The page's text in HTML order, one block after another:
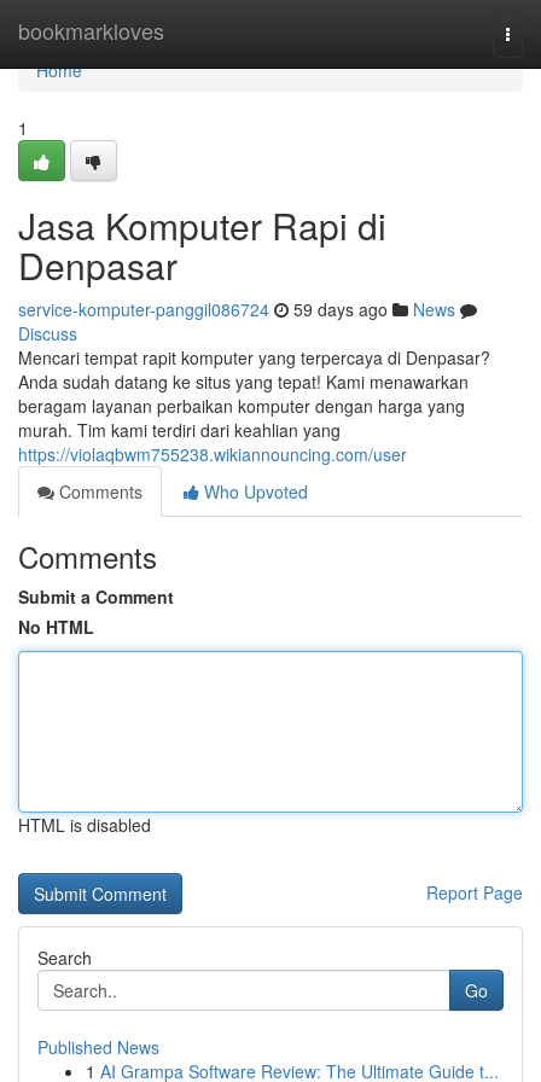
bookmarkloves
Home
Home
1
Jasa Komputer Rapi di
Denpasar
service-komputer-panggil086724 59 days ago
News
Discuss
Mencari tempat rapit komputer yang terpercaya di Denpasar?
Anda sudah datang ke situs yang tepat! Kami menawarkan
beragam layanan perbaikan komputer dengan harga yang
murah. Tim kami terdiri dari keahlian yang
https://violaqbwm755238.wikiannouncing.com/user
Comments
Who Upvoted
Comments
Submit a Comment
No HTML
HTML is disabled
Report Page
Search
Go
Published News
1 AI Grampa Software Review: The Ultimate Guide t...